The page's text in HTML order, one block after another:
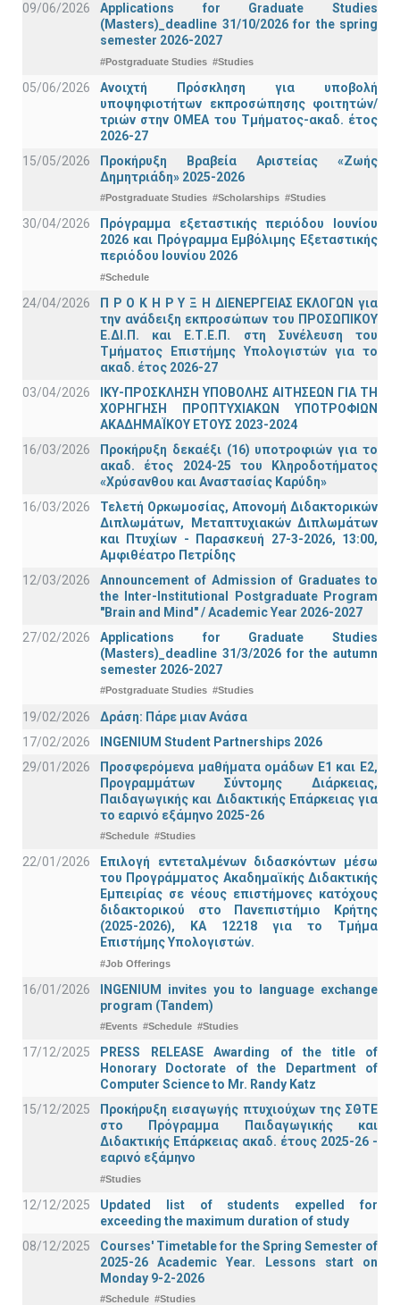
09/06/2026
Applications for Graduate Studies
(Masters)_deadline 31/10/2026 for the spring
semester 2026-2027
#Postgraduate Studies #Studies
05/06/2026
Ανοιχτή Πρόσκληση για υποβολή
υποψηφιοτήτων εκπροσώπησης φοιτητών/
τριών στην ΟΜΕΑ του Τμήματος-ακαδ. έτος
2026-27
15/05/2026
Προκήρυξη Βραβεία Αριστείας «Ζωής
Δημητριάδη» 2025-2026
#Postgraduate Studies #Scholarships #Studies
30/04/2026
Πρόγραμμα εξεταστικής περιόδου Ιουνίου
2026 και Πρόγραμμα Εμβόλιμης Εξεταστικής
περιόδου Ιουνίου 2026
#Schedule
24/04/2026
Π Ρ Ο Κ Η Ρ Υ Ξ Η ΔΙΕΝΕΡΓΕΙΑΣ ΕΚΛΟΓΩΝ για
την ανάδειξη εκπροσώπων του ΠΡΟΣΩΠΙΚΟΥ
Ε.ΔΙ.Π. και Ε.Τ.Ε.Π. στη Συνέλευση του
Τμήματος Επιστήμης Υπολογιστών για το
ακαδ. έτος 2026-27
03/04/2026
ΙΚΥ-ΠΡΟΣΚΛΗΣΗ ΥΠΟΒΟΛΗΣ ΑΙΤΗΣΕΩΝ ΓΙΑ ΤΗ
ΧΟΡΗΓΗΣΗ ΠΡΟΠΤΥΧΙΑΚΩΝ ΥΠΟΤΡΟΦΙΩΝ
ΑΚΑΔΗΜΑΪΚΟΥ ΕΤΟΥΣ 2023-2024
16/03/2026
Προκήρυξη δεκαέξι (16) υποτροφιών για το
ακαδ. έτος 2024-25 του Κληροδοτήματος
«Χρύσανθου και Αναστασίας Καρύδη»
16/03/2026
Τελετή Ορκωμοσίας, Απονομή Διδακτορικών
Διπλωμάτων, Μεταπτυχιακών Διπλωμάτων
και Πτυχίων - Παρασκευή 27-3-2026, 13:00,
Αμφιθέατρο Πετρίδης
12/03/2026
Announcement of Admission of Graduates to
the Inter-Institutional Postgraduate Program
"Brain and Mind" / Academic Year 2026-2027
27/02/2026
Applications for Graduate Studies
(Masters)_deadline 31/3/2026 for the autumn
semester 2026-2027
#Postgraduate Studies #Studies
19/02/2026
Δράση: Πάρε μιαν Ανάσα
17/02/2026
INGENIUM Student Partnerships 2026
29/01/2026
Προσφερόμενα μαθήματα ομάδων Ε1 και Ε2,
Προγραμμάτων Σύντομης Διάρκειας,
Παιδαγωγικής και Διδακτικής Επάρκειας για
το εαρινό εξάμηνο 2025-26
#Schedule #Studies
22/01/2026
Επιλογή εντεταλμένων διδασκόντων μέσω
του Προγράμματος Ακαδημαϊκής Διδακτικής
Εμπειρίας σε νέους επιστήμονες κατόχους
διδακτορικού στο Πανεπιστήμιο Κρήτης
(2025-2026), ΚΑ 12218 για το Τμήμα
Επιστήμης Υπολογιστών.
#Job Offerings
16/01/2026
INGENIUM invites you to language exchange
program (Tandem)
#Events #Schedule #Studies
17/12/2025
PRESS RELEASE Awarding of the title of
Honorary Doctorate of the Department of
Computer Science to Mr. Randy Katz
15/12/2025
Προκήρυξη εισαγωγής πτυχιούχων της ΣΘΤΕ
στο Πρόγραμμα Παιδαγωγικής και
Διδακτικής Επάρκειας ακαδ. έτους 2025-26 -
εαρινό εξάμηνο
#Studies
12/12/2025
Updated list of students expelled for
exceeding the maximum duration of study
08/12/2025
Courses' Timetable for the Spring Semester of
2025-26 Academic Year. Lessons start on
Monday 9-2-2026
#Schedule #Studies